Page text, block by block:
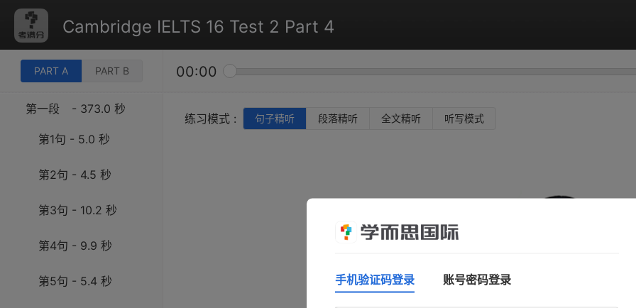
Cambridge IELTS 16 Test 2 Part 4
PART A PART B 00:00
第一段 - 373.0 秒
第1句 - 5.0 秒
第2句 - 4.5 秒
第3句 - 10.2 秒
第4句 - 9.9 秒
第5句 - 5.4 秒
练习模式 : 句子精听 段落精听 全文精听 听写模式
手机验证码登录 账号密码登录